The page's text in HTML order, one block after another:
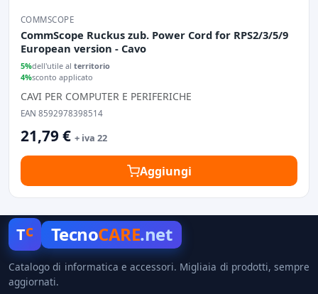
COMMSCOPE
CommScope Ruckus zub. Power Cord for RPS2/3/5/9
European version - Cavo
5%dell'utile al territorio
4%sconto applicato
CAVI PER COMPUTER E PERIFERICHE
EAN 8592978398514
21,79 € + iva 22
Aggiungi
Tc TecnoCARE.net
Catalogo di informatica e accessori. Migliaia di prodotti, sempre
aggiornati.